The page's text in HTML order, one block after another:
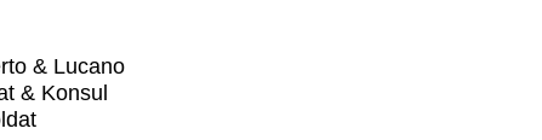
& Lucano
& Konsul